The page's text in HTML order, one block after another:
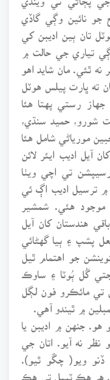
جو نائين وڳي گاڏي
تان ٻين اديبن کي
تياري جي حالت ۾
ٿئي. مان شايد اهو
ته ڀارت پيلس هوٽل
رستي پهتا هئا
شورو، حميد سنڌي،
مورياڻي شامل هئا
آيل اديب ايئر لائن
تي اچي ويٺا
۾ ترسيل اديب اڳ ئي
موجود هئي. شمشير
هندستان کان آيل
پشپ ۽ ٻيا گهڻائي
جو اهتمام ٿيل
جتي گُل ٻُوٽا ۽ ساوڪ
مائڪرو فون لڳل
۾ ٿيندو آهي.
هو. جنهن ۾ اديبن يا
نظر نه آيو. اتان جي
ويو( چڱو ٿيو).
هر هڪ ٽيبل تي هڪ